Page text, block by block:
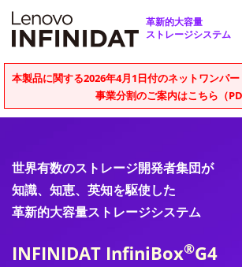
革新的大容量
ストレージシステム
本製品に関する2026年4月1日付のネットワンパ
事業分割のご案内はこちら（
世界有数のストレージ開発者集団が
知識、知恵、英知を駆使した
革新的大容量ストレージシステム
INFINIDAT InfiniBox®G4